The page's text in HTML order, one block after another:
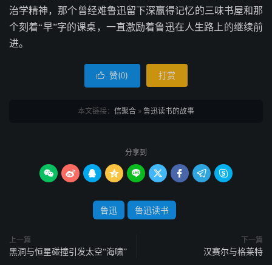
治学精神，那个曾经难鲁迅留下深赢得记忆的三味书屋和那
个刻着“早”字的课桌，一直激励着鲁迅在人生路上的继续前
进。
 赞(0) 打赏
本文链接： 信聚合 » 鲁迅读书的故事
分享到
        
鲁迅 鲁迅读书
上一篇
黑洞与恒星碰撞引发太空“海啸”
下一篇
汉赛尔与格莱特